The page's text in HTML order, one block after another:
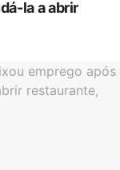
la a abrir